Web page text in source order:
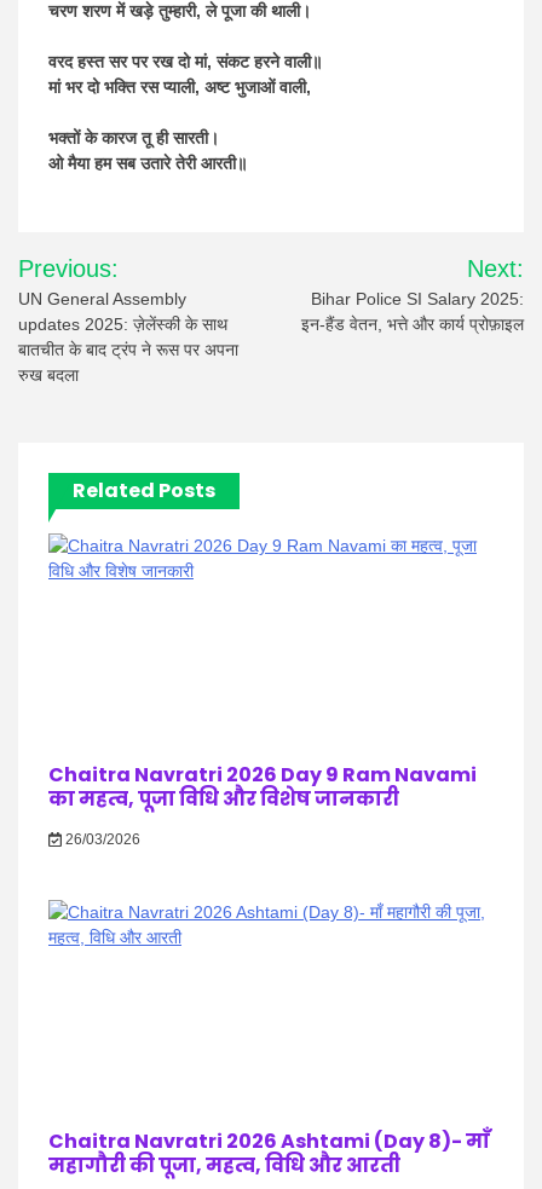
चरण शरण में खड़े तुम्हारी, ले पूजा की थाली।
वरद हस्त सर पर रख दो मां, संकट हरने वाली॥
मां भर दो भक्ति रस प्याली, अष्ट भुजाओं वाली,
भक्तों के कारज तू ही सारती।
ओ मैया हम सब उतारे तेरी आरती॥
Post
navigation
Previous:
UN General Assembly
updates 2025: ज़ेलेंस्की के साथ
बातचीत के बाद ट्रंप ने रूस पर अपना
रुख बदला
Next:
Bihar Police SI Salary 2025:
इन-हैंड वेतन, भत्ते और कार्य प्रोफ़ाइल
Related Posts
Chaitra Navratri 2026 Day 9 Ram Navami
का महत्व, पूजा विधि और विशेष जानकारी
26/03/2026
Chaitra Navratri 2026 Ashtami (Day 8)- माँ
महागौरी की पूजा, महत्व, विधि और आरती